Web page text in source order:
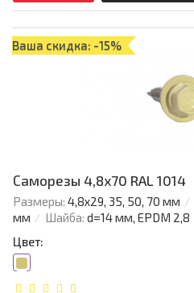
Ваша скидка: -15%
Саморезы 4,8х70 RAL 1014
Размеры: 4,8х29, 35, 50, 70 мм
мм
Шайба: d=14 мм, EPDM 2,8
Цвет: